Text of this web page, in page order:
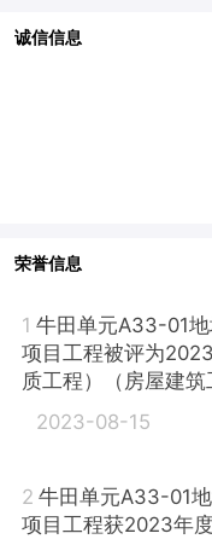
诚信信息
荣誉信息
1 牛田单元A33-01
项目工程被评为
质工程）（房屋建筑
2023-08-15
2 牛田单元A33-01
项目工程获2023年